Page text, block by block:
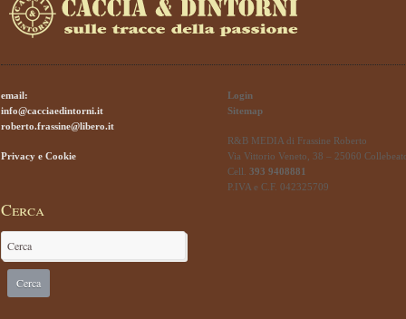
email:
info@cacciaedintorni.it
roberto.frassine@libero.it
Privacy e Cookie
Cerca
Login
Sitemap
R&B MEDIA di Frassine Roberto
Via Vittorio Veneto, 38 – 25060
Cell. 393 9408881
P.IVA e C.F. 042325709